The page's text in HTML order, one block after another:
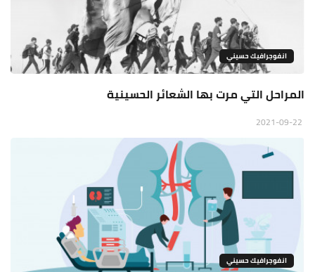
انفوجرافيك حسيني
المراحل التي مرت بها الشعائر الحسينية
انفوجرافيك حسيني